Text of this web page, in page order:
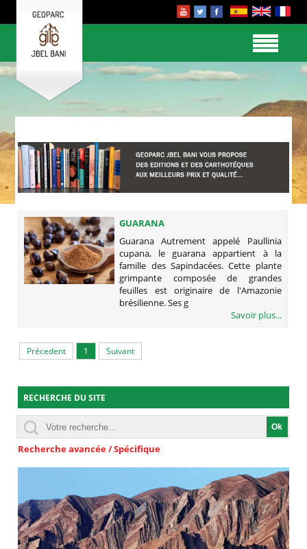
GUARANA
Guarana Autrement appelé Paullinia
cupana, le guarana appartient à la
famille des Sapindacées. Cette plante
grimpante composée de grandes
feuilles est originaire de l'Amazonie
brésilienne. Ses g
Savoir plus...
Précedent 1 Suivant
RECHERCHE DU SITE
Recherche avancée / Spécifique